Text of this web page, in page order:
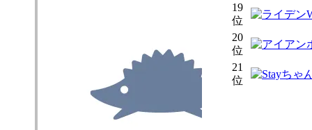
19
位
20
位
21
位